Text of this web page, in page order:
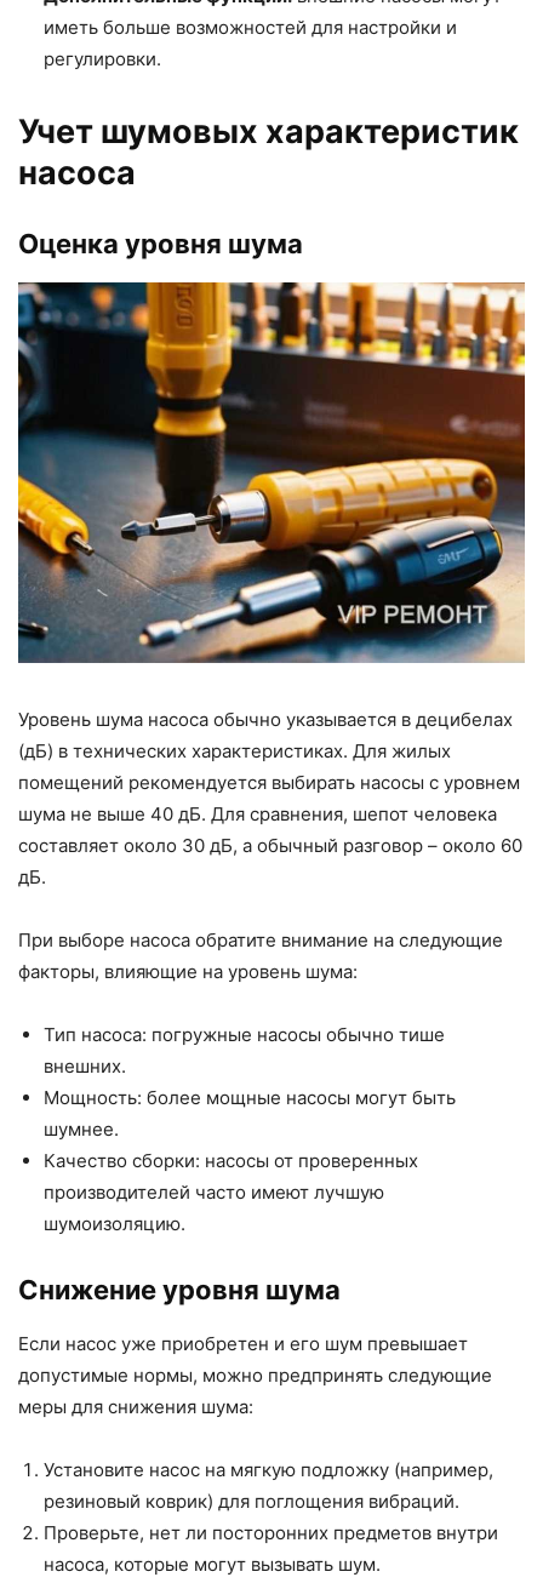
иметь больше возможностей для настройки и
регулировки.
Учет шумовых характеристик
насоса
Оценка уровня шума
Уровень шума насоса обычно указывается в децибелах
(дБ) в технических характеристиках. Для жилых
помещений рекомендуется выбирать насосы с уровнем
шума не выше 40 дБ. Для сравнения, шепот человека
составляет около 30 дБ, а обычный разговор – около 60
дБ.
При выборе насоса обратите внимание на следующие
факторы, влияющие на уровень шума:
Тип насоса: погружные насосы обычно тише
внешних.
Мощность: более мощные насосы могут быть
шумнее.
Качество сборки: насосы от проверенных
производителей часто имеют лучшую
шумоизоляцию.
Снижение уровня шума
Если насос уже приобретен и его шум превышает
допустимые нормы, можно предпринять следующие
меры для снижения шума:
Установите насос на мягкую подложку (например,
резиновый коврик) для поглощения вибраций.
Проверьте, нет ли посторонних предметов внутри
насоса, которые могут вызывать шум.